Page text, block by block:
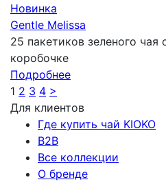
Новинка
Gentle Melissa
25 пакетиков зеленого
коробочке
Подробнее
1 2 3 4 >
Для клиентов
Где купить чай KIOKO
B2B
Все коллекции
О бренде